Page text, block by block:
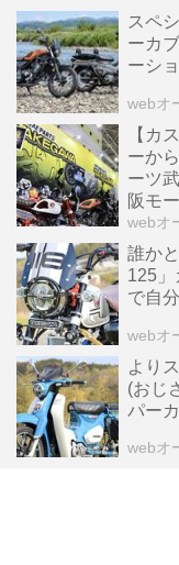
スペ
ーカ
ーシ
webオ
【カ
ーか
ーツ
阪モ
ート】
webオ
誰か
125」
で自
webオ
より
(おじ
パー
webオ